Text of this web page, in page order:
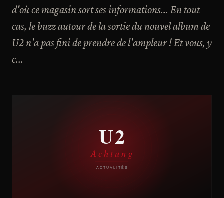
d'où ce magasin sort ses informations... En tout
cas, le buzz autour de la sortie du nouvel album de
U2 n'a pas fini de prendre de l'ampleur ! Et vous, y
c...